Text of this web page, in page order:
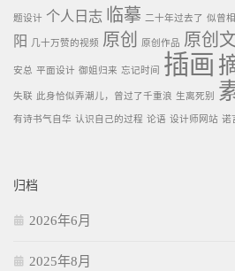
题设计 个人日志 临摹 二十年过去了 似曾
阳
几十万赞的视频 原创 原创作品 原创
安总 平面设计 御姐归来 忘记时间 插画
失联 此身恰似弄潮儿，曾过了千重浪 生离死别
有诗书气自华 认识自己的过程 论语 设计师网站 诺
归档
2026年6月
2025年8月